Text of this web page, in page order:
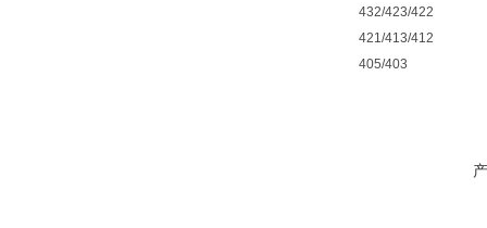
432/423/422
421/413/412
405/403